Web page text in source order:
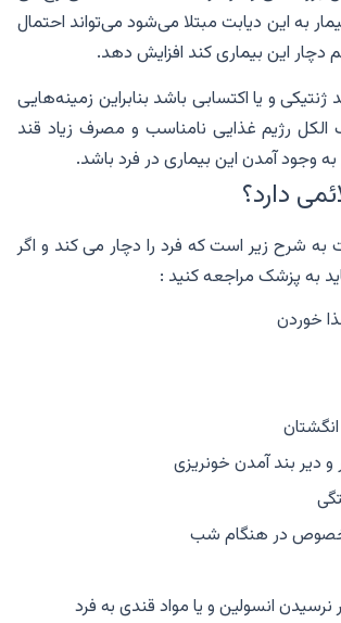
به این دیابت مبتلا می‌شود می‌تواند احتمال
دچار این بیماری کند افزایش دهد.
ژنتیکی و یا اکتسابی باشد بنابراین زمینه‌هایی
رژیم غذایی نامناسب و مصرف زیاد قند
وجود آمدن این بیماری در فرد باشد.
دارد؟
به شرح زیر است که فرد را دچار می کند و اگر
به پزشک مراجعه کنید :
خوردن
و دیر بند آمدن خونریزی
خصوص در هنگام شب
نرسیدن انسولین و یا مواد قندی به فرد